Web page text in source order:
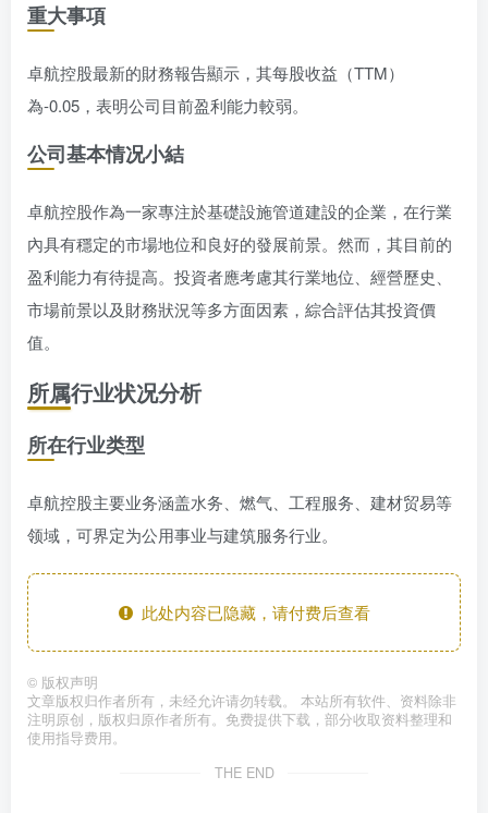
重大事項
卓航控股最新的財務報告顯示，其每股收益（TTM）
為-0.05，表明公司目前盈利能力較弱。
公司基本情况小結
卓航控股作為一家專注於基礎設施管道建設的企業，在行業
內具有穩定的市場地位和良好的發展前景。然而，其目前的
盈利能力有待提高。投資者應考慮其行業地位、經營歷史、
市場前景以及財務狀況等多方面因素，綜合評估其投資價
值。
所属行业状况分析
所在行业类型
卓航控股主要业务涵盖水务、燃气、工程服务、建材贸易等
领域，可界定为公用事业与建筑服务行业。
此处内容已隐藏，请付费后查看
© 版权声明
文章版权归作者所有，未经允许请勿转载。 本站所有软件、资料除非
注明原创，版权归原作者所有。免费提供下载，部分收取资料整理和
使用指导费用。
THE END